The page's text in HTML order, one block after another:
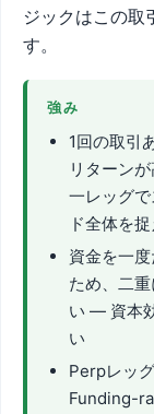
ジックはこの取
す。
強み
1回の取引
リターン
一レッグ
ド全体を捉
資金を一度
ため、二
い — 資本
い
Perpレッ
Funding-